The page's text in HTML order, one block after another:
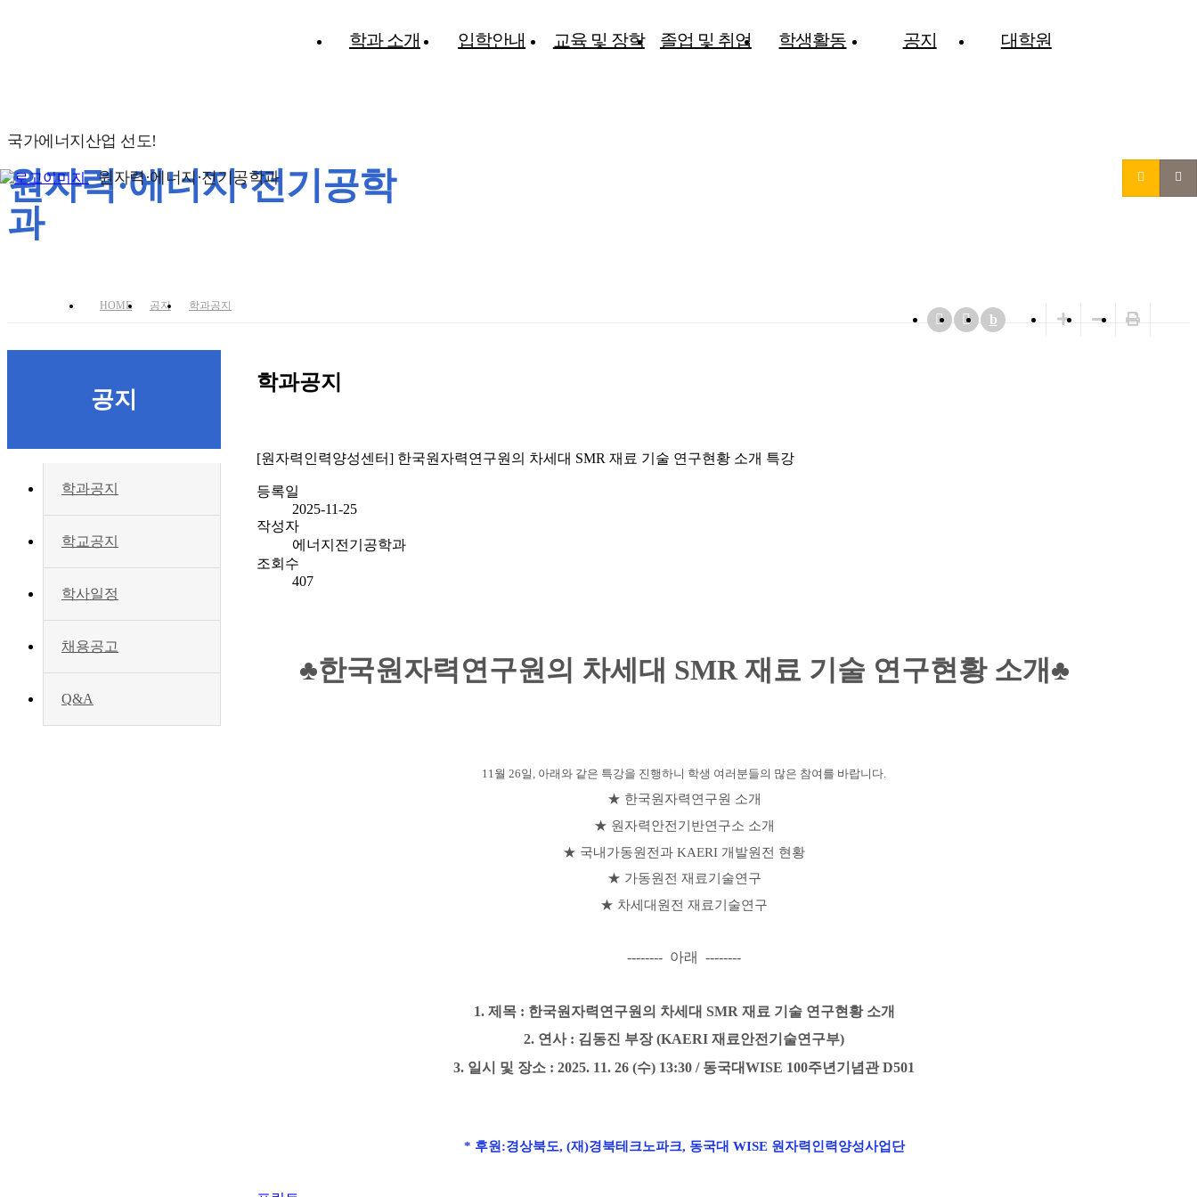
원자력·에너지·전기공학과
학과 소개 입학안내 교육 및 장학 졸업 및 취업 학생활동 공지 대학원
국가에너지산업 선도!
원자력·에너지·전기공학
과
HOME 공지 학과공지
b
공지
학과공지
학교공지
학사일정
채용공고
Q&A
학과공지
[원자력인력양성센터] 한국원자력연구원의 차세대 SMR 재료 기술 연구현황 소개 특강
등록일
2025-11-25
작성자
에너지전기공학과
조회수
407
♣한국원자력연구원의 차세대 SMR 재료 기술 연구현황 소개♣
11월 26일, 아래와 같은 특강을 진행하니 학생 여러분들의 많은 참여를 바랍니다
★ 한국원자력연구원 소개
★ 원자력안전기반연구소 소개
★ 국내가동원전과 KAERI 개발원전 현황
★ 가동원전 재료기술연구
★ 차세대원전 재료기술연구
-------- 아래 --------
1. 제목 : 한국원자력연구원의 차세대 SMR 재료 기술 연구현황 소개
2. 연사 : 김동진 부장 (KAERI 재료안전기술연구부)
3. 일시 및 장소 : 2025. 11. 26 (수) 13:30 / 동국대WISE 100주년기념관 D501
* 후원 :경상북도, (재)경북테크노파크, 동국대 WISE 원자력인력양성사업단